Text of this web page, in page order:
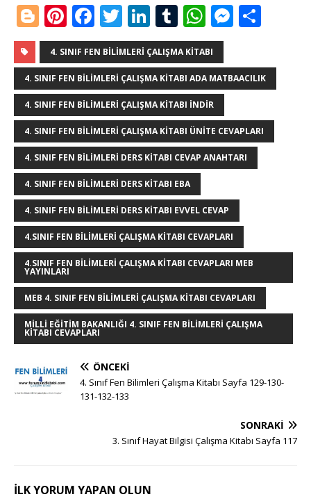
Bl
o
g
g
e
r
Pi
n
te
r
e
st
F
a
c
e
b
o
o
k
T
w
it
te
r
Li
n
k
e
dI
n
T
u
m
bl
r
W
h
at
s
A
p
p
M
ss
e
g
e
r
ar
e
4. SINIF FEN BILIMLERI ÇALIŞMA KITABI
4. SINIF FEN BILIMLERI ÇALIŞMA KITABI ADA MATBAACILIK
4. SINIF FEN BILIMLERI ÇALIŞMA KITABI INDIR
4. SINIF FEN BILIMLERI ÇALIŞMA KITABI ÜNITE CEVAPLARI
4. SINIF FEN BILIMLERI DERS KITABI CEVAP ANAHTARI
4. SINIF FEN BILIMLERI DERS KITABI EBA
4. SINIF FEN BILIMLERI DERS KITABI EVVEL CEVAP
4.SINIF FEN BILIMLERI ÇALIŞMA KITABI CEVAPLARI
4.SINIF FEN BILIMLERI ÇALIŞMA KITABI CEVAPLARI MEB
YAYINLARI
MEB 4. SINIF FEN BILIMLERI ÇALIŞMA KITABI CEVAPLARI
MILLI EĞITIM BAKANLIĞI 4. SINIF FEN BILIMLERI ÇALIŞMA
KITABI CEVAPLARI
ÖNCEKI
4. Sınıf Fen Bilimleri Çalışma Kitabı Sayfa 129-130-
131-132-133
SONRAKI
3. Sınıf Hayat Bilgisi Çalışma Kitabı Sayfa 117
İLK YORUM YAPAN OLUN